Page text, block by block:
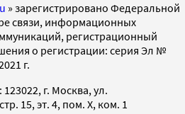
» зарегистрировано Федеральной
связи, информационных
регистрационный
о регистрации: серия Эл №
г.
г. Москва, ул.
15, эт. 4, пом. X, ком. 1